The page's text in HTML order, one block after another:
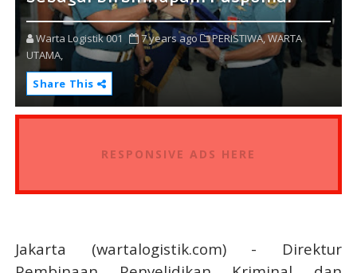
Warta Logistik 001 7 years ago PERISTIWA,WARTA
UTAMA,
Share This
RESPONSIVE ADS HERE
Jakarta (wartalogistik.com) - Direktur